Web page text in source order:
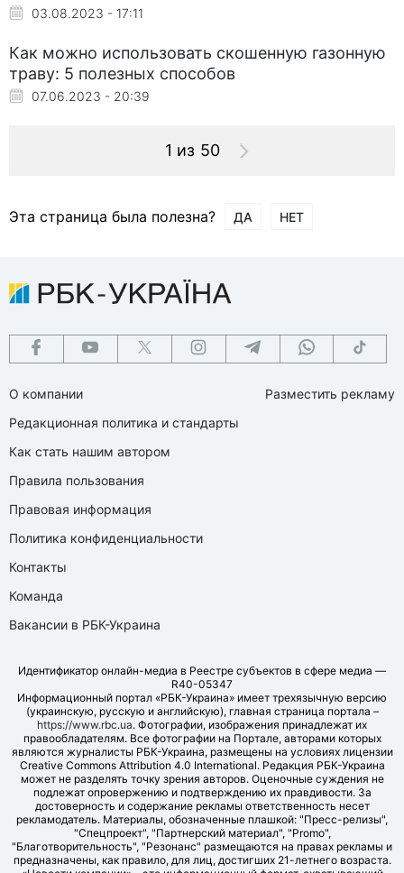
03.08.2023 - 17:11
Как можно использовать скошенную газонную
траву: 5 полезных способов
07.06.2023 - 20:39
1 из 50
Эта страница была полезна? ДА НЕТ
О компании
Редакционная политика и стандарты
Как стать нашим автором
Правила пользования
Правовая информация
Политика конфиденциальности
Контакты
Команда
Вакансии в РБК-Украина
Разместить рекламу
Идентификатор онлайн-медиа в Реестре субъектов в сфере медиа —
R40-05347
Информационный портал «РБК-Украина» имеет трехязычную версию
(украинскую, русскую и английскую), главная страница портала –
https://www.rbc.ua. Фотографии, изображения принадлежат их
правообладателям. Все фотографии на Портале, авторами которых
являются журналисты РБК-Украина, размещены на условиях лицензии
Creative Commons Attribution 4.0 International. Редакция РБК-Украина
может не разделять точку зрения авторов. Оценочные суждения не
подлежат опровержению и подтверждению их правдивости. За
достоверность и содержание рекламы ответственность несет
рекламодатель. Материалы, обозначенные плашкой: "Пресс-релизы",
"Спецпроект", "Партнерский материал", "Promo",
"Благотворительность", "Резонанс" размещаются на правах рекламы и
предназначены, как правило, для лиц, достигших 21-летнего возраста.